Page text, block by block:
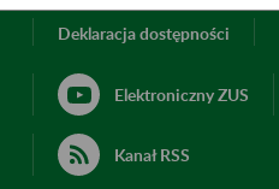
Deklaracja dostępności
Elektroniczny ZUS
Kanał RSS